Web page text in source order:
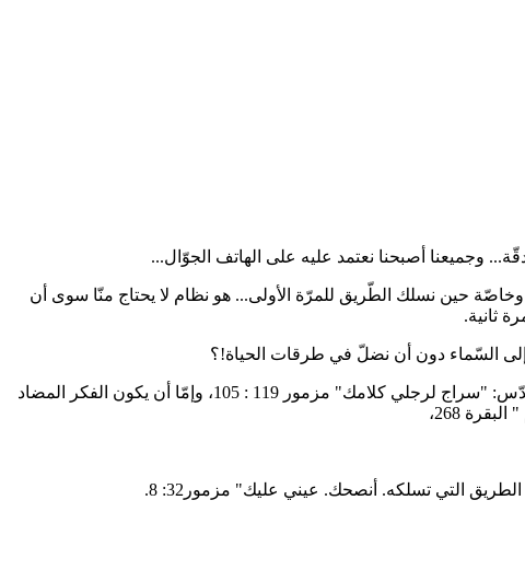
الطّويلة وخاصّة حين نسلك الطّريق للمرّة الأولى... هو نظام لا يحتاج منّا سوى أن
ثانية.
إلى السّماء دون أن نضلّ في طرقات الحياة!؟
يوجد نوعان من الدّليل، لا ثالث لهما... إمّا أن يكون الدّليل الصّحيح – كلمة الله، الّتي هي دليلنا وسراجنا في الطّريق كما يقول الكتاب المقدّس: "سراج لرجلي كلامك" مزمور 119 : 105، وإمّا أن يكون الفكر المضاد
268،
التي تسلكه. أنصحك. عيني عليك" مزمور32: 8.